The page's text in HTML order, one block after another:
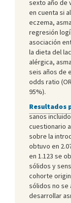
sexto año de
en cuenta si
eczema,
regresión
asociación
la dieta del
alérgica,
seis años de
odds ratio
95%).
Resultados
sanos
cuestionario
sobre la
obtuvo en
en 1.123 se
sólidos y
cohorte
sólidos no se
desarrollar